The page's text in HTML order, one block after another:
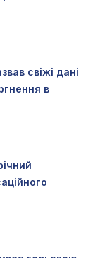
свіжі дані
в